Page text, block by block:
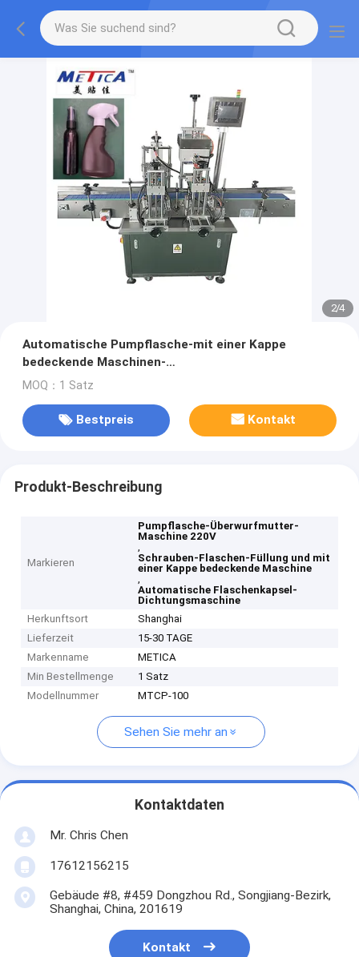
2/4
Automatische Pumpflasche-mit einer Kappe
bedeckende Maschinen-
Handzuführungsüberwurfmutter-Maschine
MOQ：1 Satz
Bestpreis Kontakt
Produkt-Beschreibung
Markieren
Pumpflasche-Überwurfmutter-
Maschine 220V
,
Schrauben-Flaschen-Füllung und mit
einer Kappe bedeckende Maschine
,
Automatische Flaschenkapsel-
Dichtungsmaschine
Herkunftsort
Shanghai
Lieferzeit
15-30 TAGE
Markenname
METICA
Min Bestellmenge
1 Satz
Modellnummer
MTCP-100
Sehen Sie mehr an
Kontaktdaten
Mr. Chris Chen
17612156215
Gebäude #8, #459 Dongzhou Rd., Songjiang-Bezirk,
Shanghai, China, 201619
Kontakt